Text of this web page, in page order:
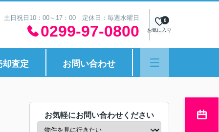
日祝日10：00～17：00 定休日：毎週水曜日
0299-97-0800 お気に入り
0
却査定 お問い合わせ
お気軽にお問い合わせください